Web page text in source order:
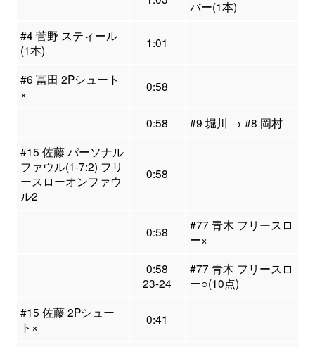
バー(1本)
#4 菅野 スティール
(1本)
1:01
#6 冨田 2Pシュート
×
0:58
0:58
#9 堀川 → #8 岡村
#15 佐藤 パーソナル
ファウル(1-7:2) フリ
ースローオンファウ
ル2
0:58
0:58
#77 青木 フリースロ
ー×
0:58
23-24
#77 青木 フリースロ
ー○(10点)
#15 佐藤 2Pシュー
ト×
0:41